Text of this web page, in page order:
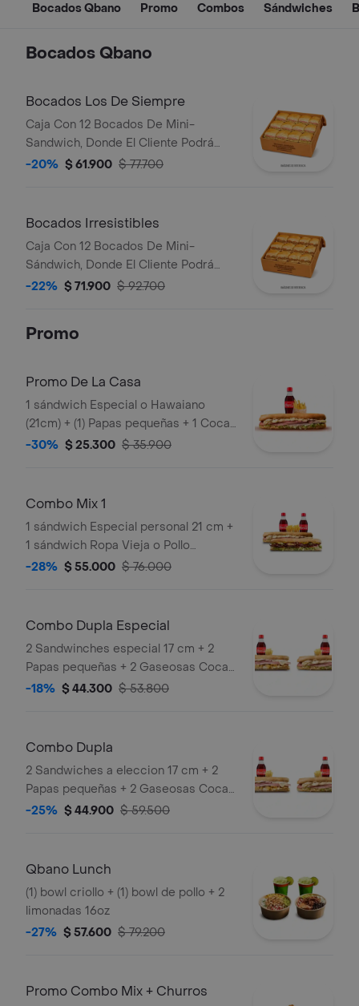
Bocados Qbano Promo Combos Sándwiches
Bocados Qbano
Bocados Los De Siempre
Caja Con 12 Bocados De Mini-
Sandwich, Donde El Cliente Podrá
Escoger 3 Sabores Entre Cualquiera
BBQ).
-20% $ 61.900 $ 77.700
Bocados Irresistibles
Caja Con 12 Bocados De Mini-
Sándwich, Donde El Cliente Podrá
Escoger 3 Sabores Entre Cualquiera
-22% $ 71.900 $ 92.700
Promo
Promo De La Casa
1 sándwich Especial o Hawaiano
(21cm) + (1) Papas pequeñas + 1 Coca
Cola 250ml
-30% $ 25.300 $ 35.900
Combo Mix 1
1 sándwich Especial personal 21 cm +
1 sándwich Ropa Vieja o Pollo
personal 21 cm+ 2 limonadas de 16 oz
-28% $ 55.000 $ 76.000
Combo Dupla Especial
2 Sandwinches especial 17 cm + 2
Papas pequeñas + 2 Gaseosas Coca
Cola 400ml.
-18% $ 44.300 $ 53.800
Combo Dupla
2 Sandwiches a eleccion 17 cm + 2
Papas pequeñas + 2 Gaseosas Coca
Cola 400ml.
-25% $ 44.900 $ 59.500
Qbano Lunch
(1) bowl criollo + (1) bowl de pollo + 2
limonadas 16oz
-27% $ 57.600 $ 79.200
Promo Combo Mix + Churros